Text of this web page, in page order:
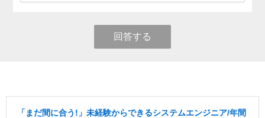
回答する
「まだ間に合う!」未経験からできるシステムエンジニア/年間